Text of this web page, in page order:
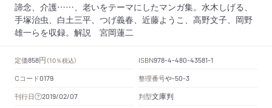
諦念、介護……、老いをテーマにしたマンガ集。水木しげる、
手塚治虫、白土三平、つげ義春、近藤ようこ、高野文子、岡野
雄一らを収録。解説 宮岡蓮二
定価858円 （10％税込） ISBN978-4-480-43581-1
Cコード0179 整理番号や-50-3
刊行日 2019/02/07 判型文庫判